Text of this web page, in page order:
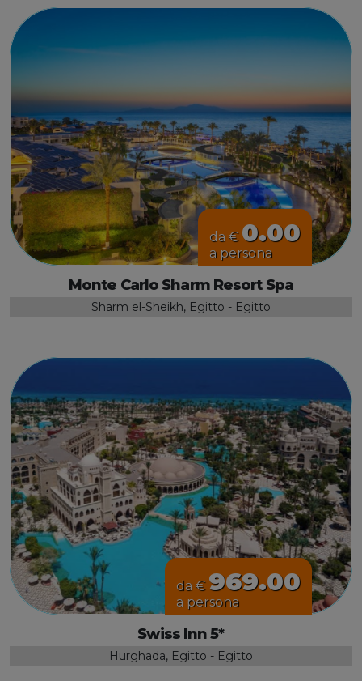
da € 0.00
a persona
Monte Carlo Sharm Resort Spa
Sharm el-Sheikh, Egitto - Egitto
da € 969.00
a persona
Swiss Inn 5*
Hurghada, Egitto - Egitto